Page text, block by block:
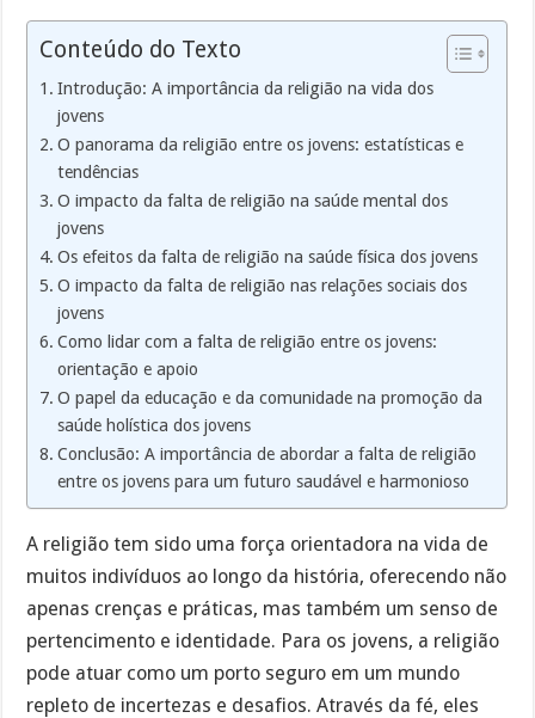
Conteúdo do Texto
Introdução: A importância da religião na vida dos
jovens
O panorama da religião entre os jovens: estatísticas e
tendências
O impacto da falta de religião na saúde mental dos
jovens
Os efeitos da falta de religião na saúde física dos jovens
O impacto da falta de religião nas relações sociais dos
jovens
Como lidar com a falta de religião entre os jovens:
orientação e apoio
O papel da educação e da comunidade na promoção da
saúde holística dos jovens
Conclusão: A importância de abordar a falta de religião
entre os jovens para um futuro saudável e harmonioso
A religião tem sido uma força orientadora na vida de
muitos indivíduos ao longo da história, oferecendo não
apenas crenças e práticas, mas também um senso de
pertencimento e identidade. Para os jovens, a religião
pode atuar como um porto seguro em um mundo
repleto de incertezas e desafios. Através da fé, eles